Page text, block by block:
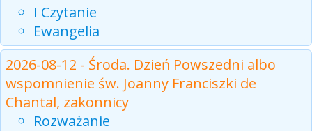
I Czytanie
Ewangelia
2026-08-12 - Środa. Dzień Powszedni albo
wspomnienie św. Joanny Franciszki de
Chantal, zakonnicy
Rozważanie